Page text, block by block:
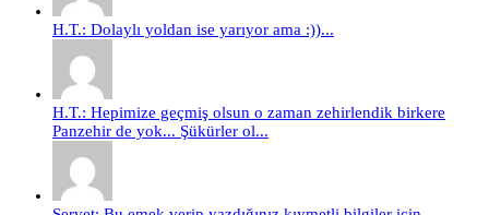
H.T.: Dolaylı yoldan ise yarıyor ama :))...
H.T.: Hepimize geçmiş olsun o zaman zehirlendik birkere
Panzehir de yok... Şükürler ol...